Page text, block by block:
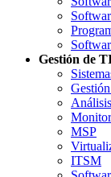
Gestión de
MSP
ITSM